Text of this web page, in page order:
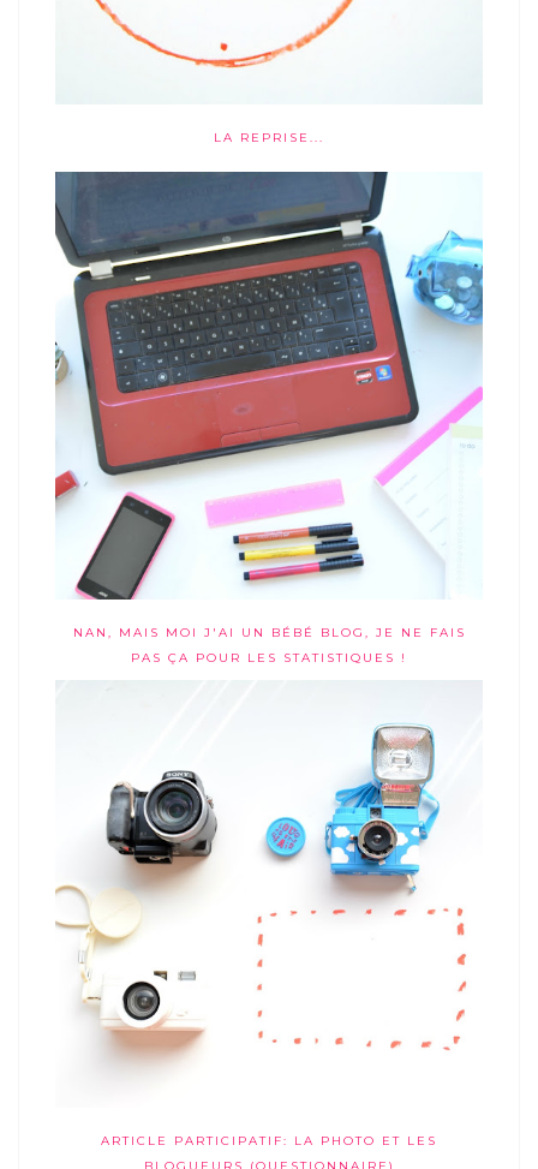
LA REPRISE...
NAN, MAIS MOI J'AI UN BÉBÉ BLOG, JE NE FAIS
PAS ÇA POUR LES STATISTIQUES !
ARTICLE PARTICIPATIF: LA PHOTO ET LES